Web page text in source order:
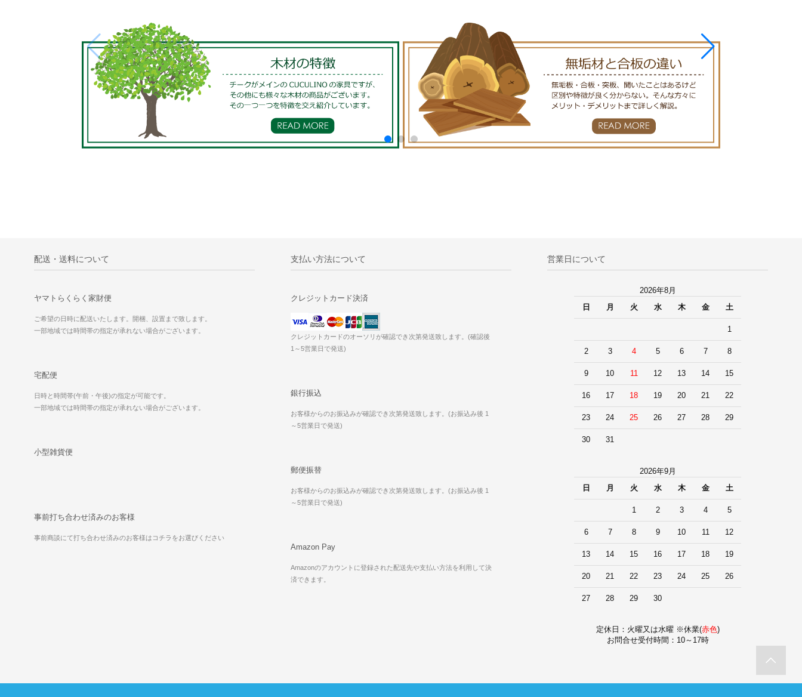
配送・送料について
ヤマトらくらく家財便
ご希望の日時に配送いたします。開梱、設置まで致します。
一部地域では時間帯の指定が承れない場合がございます。
宅配便
日時と時間帯(午前・午後)の指定が可能です。
一部地域では時間帯の指定が承れない場合がございます。
小型雑貨便
事前打ち合わせ済みのお客様
事前商談にて打ち合わせ済みのお客様はコチラをお選びください
支払い方法について
クレジットカード決済
クレジットカードのオーソリが確認でき次第発送致します。(確認後
1～5営業日で発送)
銀行振込
お客様からのお振込みが確認でき次第発送致します。(お振込み後 1
～5営業日で発送)
郵便振替
お客様からのお振込みが確認でき次第発送致します。(お振込み後 1
～5営業日で発送)
Amazon Pay
Amazonのアカウントに登録された配送先や支払い方法を利用して決
済できます。
営業日について
2026年8月
日
月 火 水 木 金 土
1
2 3 4 5 6 7 8
9 10 11 12 13 14 15
16 17 18 19 20 21 22
23 24 25 26 27 28 29
30 31
2026年9月
日
月 火 水 木 金 土
1 2 3 4 5
6 7 8 9 10 11 12
13 14 15 16 17 18 19
20 21 22 23 24 25 26
27 28 29 30
定休日：火曜又は水曜 ※休業(赤色)
お問合せ受付時間：10～17時